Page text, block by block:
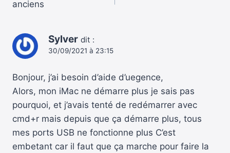
les
commentaires
anciens
Sylver dit :
30/09/2021 à 23:15
Bonjour, j’ai besoin d’aide d’uegence,
Alors, mon iMac ne démarre plus je sais pas
pourquoi, et j’avais tenté de redémarrer avec
cmd+r mais depuis que ça démarre plus, tous
mes ports USB ne fonctionne plus C’est
embetant car il faut que ça marche pour faire la